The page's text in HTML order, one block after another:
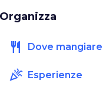
Organizza
restaurant Dove mangiare
celebration Esperienze